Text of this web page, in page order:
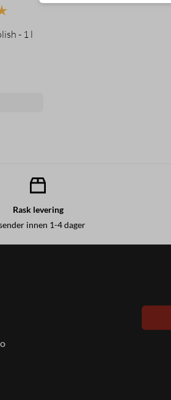
5.0 av 5 mulige
- 1 l
Rask levering
innen 1-4 dager